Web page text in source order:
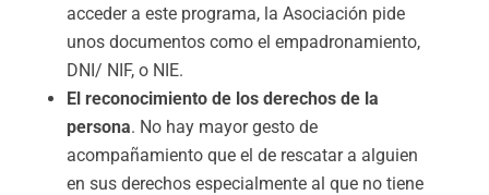
acceder a este programa, la Asociación pide
unos documentos como el empadronamiento,
DNI/ NIF, o NIE.
El reconocimiento de los derechos de la
persona. No hay mayor gesto de
acompañamiento que el de rescatar a alguien
en sus derechos especialmente al que no tiene